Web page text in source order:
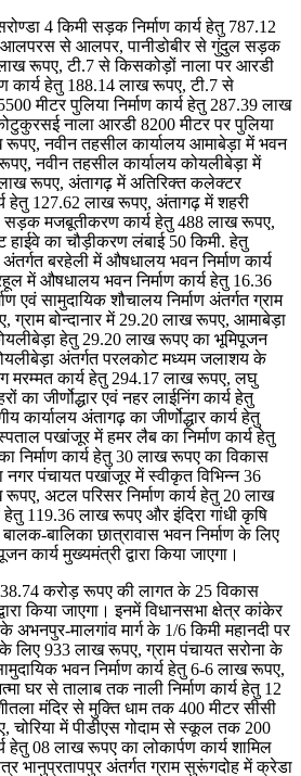
4 किमी सड़क निर्माण कार्य हेतु 787.12
आलपरस से आलपर, पानीडोबीर से गुंदुल सड़क
लाख रूपए, टी.7 से किसकोड़ों नाला पर आरडी
कार्य हेतु 188.14 लाख रूपए, टी.7 से
मीटर पुलिया निर्माण कार्य हेतु 287.39 लाख
नाला आरडी 8200 मीटर पर पुलिया
रूपए, नवीन तहसील कार्यालय आमाबेड़ा में भवन
नवीन तहसील कार्यालय कोयलीबेड़ा में
लाख रूपए, अंतागढ़ में अतिरिक्त कलेक्टर
हेतु 127.62 लाख रूपए, अंतागढ़ में शहरी
सड़क मजबूतीकरण कार्य हेतु 488 लाख रूपए,
हाईवे का चौड़ीकरण लंबाई 50 किमी. हेतु
बरहेली में औषधालय भवन निर्माण कार्य
में औषधालय भवन निर्माण कार्य हेतु 16.36
एवं सामुदायिक शौचालय निर्माण अंतर्गत ग्राम
बोन्दानार में 29.20 लाख रूपए, आमाबेड़ा
हेतु 29.20 लाख रूपए का भूमिपूजन
अंतर्गत परलकोट मध्यम जलाशय के
मरम्मत कार्य हेतु 294.17 लाख रूपए, लघु
का जीर्णोद्धार एवं नहर लाईनिंग कार्य हेतु
कार्यालय अंतागढ़ का जीर्णोद्धार कार्य हेतु
पखांजूर में हमर लैब का निर्माण कार्य हेतु
कार्य हेतु 30 लाख रूपए का विकास
पंचायत पखांजूर में स्वीकृत विभिन्न 36
रूपए, अटल परिसर निर्माण कार्य हेतु 20 लाख
हेतु 119.36 लाख रूपए और इंदिरा गांधी कृषि
बालिका छात्रावास भवन निर्माण के लिए
कार्य मुख्यमंत्री द्वारा किया जाएगा।
करोड़ रूपए की लागत के 25 विकास
किया जाएगा। इनमें विधानसभा क्षेत्र कांकेर
अभनपुर-मालगांव मार्ग के 1/6 किमी महानदी पर
के लिए 933 लाख रूपए, ग्राम पंचायत सरोना के
भवन निर्माण कार्य हेतु 6-6 लाख रूपए,
घर से तालाब तक नाली निर्माण कार्य हेतु 12
मंदिर से मुक्ति धाम तक 400 मीटर सीसी
चोरिया में पीडीएस गोदाम से स्कूल तक 200
हेतु 08 लाख रूपए का लोकार्पण कार्य शामिल
भानुप्रतापपुर अंतर्गत ग्राम सुरूंगदोह में क्रेडा